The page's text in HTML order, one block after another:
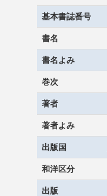
基本書誌番号
書名
書名よみ
巻次
著者
著者よみ
出版国
和洋区分
出版